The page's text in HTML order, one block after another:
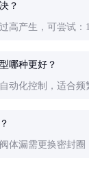
？
高产生，可尝试：
哪种更好？
动化控制，适合频
体漏需更换密封圈